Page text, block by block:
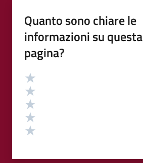
Quanto sono chiare le
informazioni su questa
pagina?
Valutazione